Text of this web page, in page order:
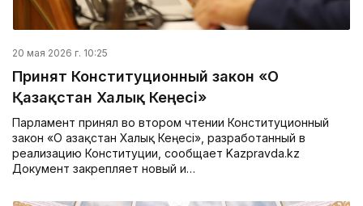
20 мая 2026 г. 10:25
Принят Конституционный закон «О
Қазақстан Халық Кеңесі»
Парламент принял во втором чтении Конституционный
закон «О Қазақстан Халық Кеңесі», разработанный в
реализацию Конституции, сообщает Kazpravda.kz
Документ закрепляет новый и…